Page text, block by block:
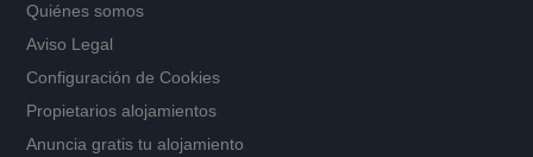
Quiénes somos
Aviso Legal
Configuración de Cookies
Propietarios alojamientos
Anuncia gratis tu alojamiento